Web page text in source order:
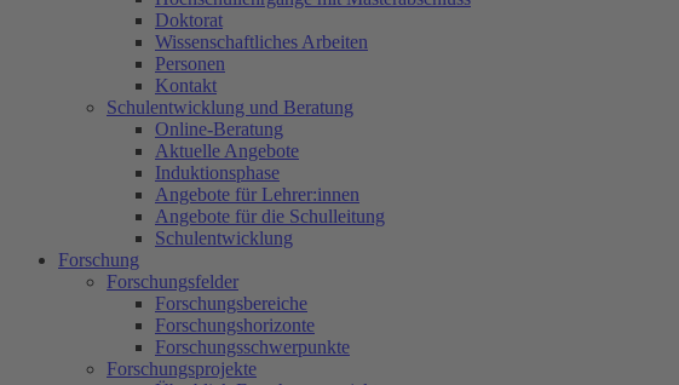
Doktorat
Wissenschaftliches Arbeiten
Personen
Kontakt
Schulentwicklung und Beratung
Online-Beratung
Aktuelle Angebote
Induktionsphase
Angebote für Lehrer:innen
Angebote für die Schulleitung
Schulentwicklung
Forschung
Forschungsfelder
Forschungsbereiche
Forschungshorizonte
Forschungsschwerpunkte
Forschungsprojekte